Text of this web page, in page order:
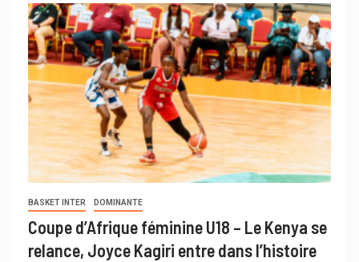
BASKET INTER DOMINANTE
Coupe d’Afrique féminine U18 – Le Kenya se
relance, Joyce Kagiri entre dans l’histoire